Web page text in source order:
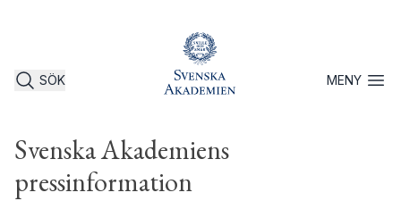
SÖK MENYÖppna
Svenska Akademiens
pressinformation